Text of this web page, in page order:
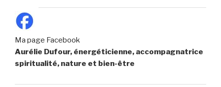
Ma page Facebook
Aurélie Dufour, énergéticienne, accompagnatrice
spiritualité, nature et bien-être